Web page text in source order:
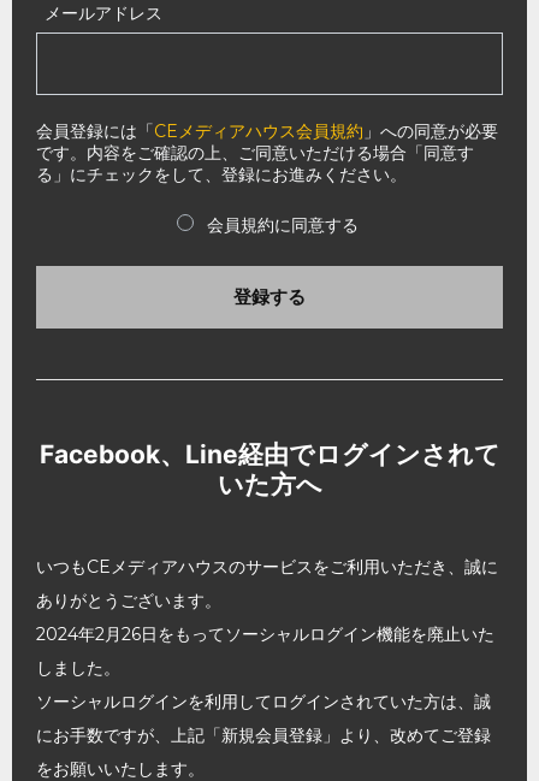
メールアドレス
会員登録には「CEメディアハウス会員規約 」への同意が必要
です。内容をご確認の上、ご同意いただける場合「同意す
る」にチェックをして、登録にお進みください。
会員規約に同意する
登録する
Facebook、Line経由でログインされて
いた方へ
いつもCEメディアハウスのサービスをご利用いただき、誠に
ありがとうございます。
2024年2月26日をもってソーシャルログイン機能を廃止いた
しました。
ソーシャルログインを利用してログインされていた方は、誠
にお手数ですが、上記「新規会員登録」より、改めてご登録
をお願いいたします。